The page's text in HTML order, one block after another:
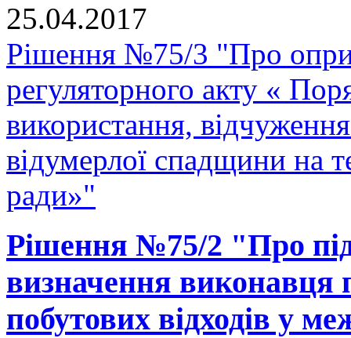
25.04.2017
Рішення №75/3 "Про
регуляторного акту «
використання,
відумерлої спадщини на
ради»"
Рішення №75/2 "Про
визначення виконавця
побутових відходів у